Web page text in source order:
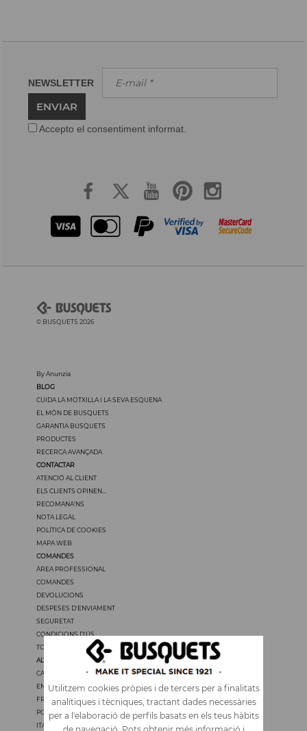
Utilitzem cookies pròpies i de tercers per a finalitats
analítiques i tècniques, tractant dades necessàries
per a l'elaboració de perfils basats en els teus hàbits
NEWSLETTER
ENVIAR
Accepto el consentiment informat.
© BUSQUETS 2026
By Anunzia
BLOG
CUIDA LA MOTXILLA I LA SEVA ESQUENA
EL MÓN DE BUSQUETS
GARANTIA BUSQUETS
PRODUCTES
RECERCA AVANÇADA
CONTACTAR
ATENCIÓ AL CLIENT
ELS CLIENTS OPINEN...
RECOMANA'NS
NOTA LEGAL
POLÍTICA DE COOKIES
MAPA WEB
COMANDES
ÀREA PROFESSIONAL
COMANDES
DEVOLUCIONS
DESPESES D'ENVIAMENT
SEGURETAT
CONDICIONS D'ÚS
TOTS ELS PREUS TENEN IVA
ALTRES IDIOMES
CASTELLANO
ENGLISH
FRANÇAIS
PORTUGUÊS
ITALIANO